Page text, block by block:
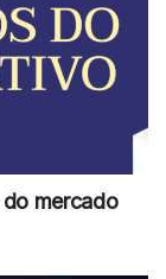
mercado